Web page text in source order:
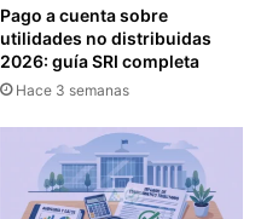
Pago a cuenta sobre
utilidades no distribuidas
2026: guía SRI completa
Hace 3 semanas